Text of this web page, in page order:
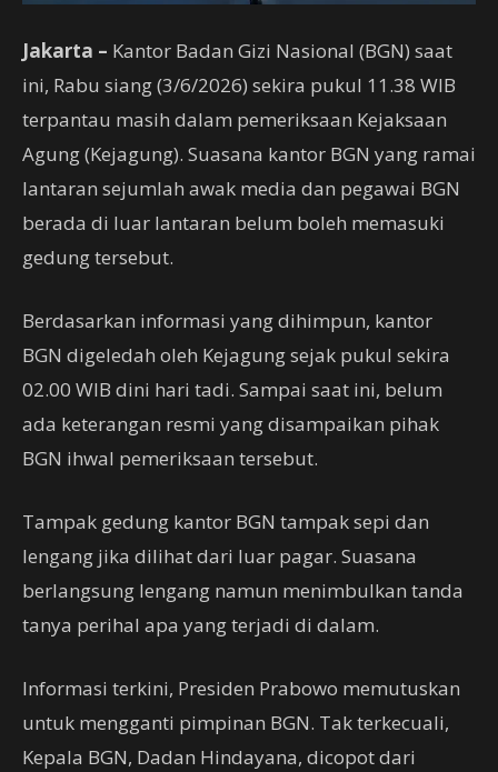
Jakarta – Kantor Badan Gizi Nasional (BGN) saat
ini, Rabu siang (3/6/2026) sekira pukul 11.38 WIB
terpantau masih dalam pemeriksaan Kejaksaan
Agung (Kejagung). Suasana kantor BGN yang ramai
lantaran sejumlah awak media dan pegawai BGN
berada di luar lantaran belum boleh memasuki
gedung tersebut.
Berdasarkan informasi yang dihimpun, kantor
BGN digeledah oleh Kejagung sejak pukul sekira
02.00 WIB dini hari tadi. Sampai saat ini, belum
ada keterangan resmi yang disampaikan pihak
BGN ihwal pemeriksaan tersebut.
Tampak gedung kantor BGN tampak sepi dan
lengang jika dilihat dari luar pagar. Suasana
berlangsung lengang namun menimbulkan tanda
tanya perihal apa yang terjadi di dalam.
Informasi terkini, Presiden Prabowo memutuskan
untuk mengganti pimpinan BGN. Tak terkecuali,
Kepala BGN, Dadan Hindayana, dicopot dari